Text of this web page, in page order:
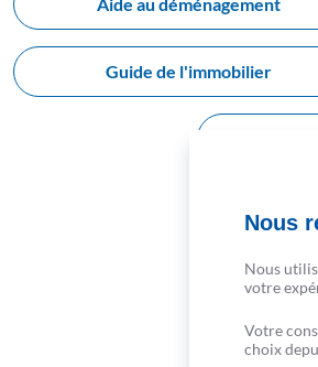
Guide de l'immobilier
sur
Nous
Nous
votre
Votre
choix